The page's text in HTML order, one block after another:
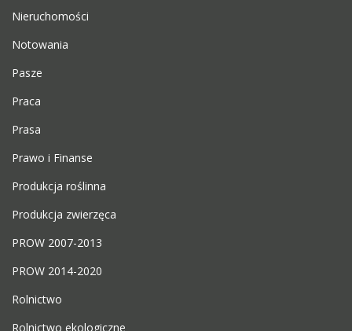
Nieruchomości
Notowania
Pasze
Praca
Prasa
Prawo i Finanse
Produkcja roślinna
Produkcja zwierzęca
PROW 2007-2013
PROW 2014-2020
Rolnictwo
Rolnictwo ekologiczne